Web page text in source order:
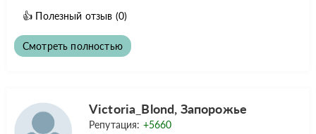
👍 Полезный отзыв (0)
Смотреть полностью
Victoria_Blond, Запорожье
Репутация: +5660